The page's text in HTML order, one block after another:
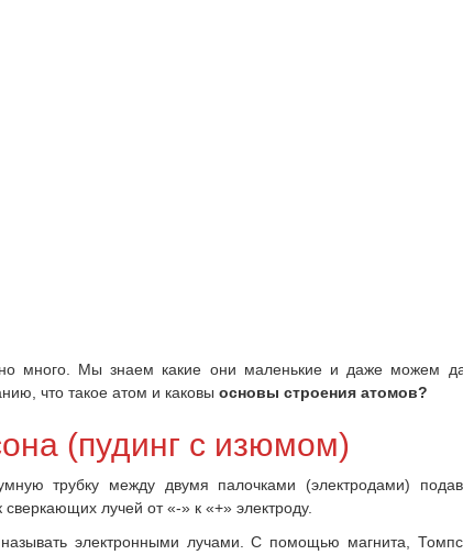
много. Мы знаем какие они маленькие и даже можем
что такое атом и каковы основы строения атомов?
(пудинг с изюмом)
трубку между двумя палочками (электродами)
лучей от «-» к «+» электроду.
электронными лучами. С помощью магнита,